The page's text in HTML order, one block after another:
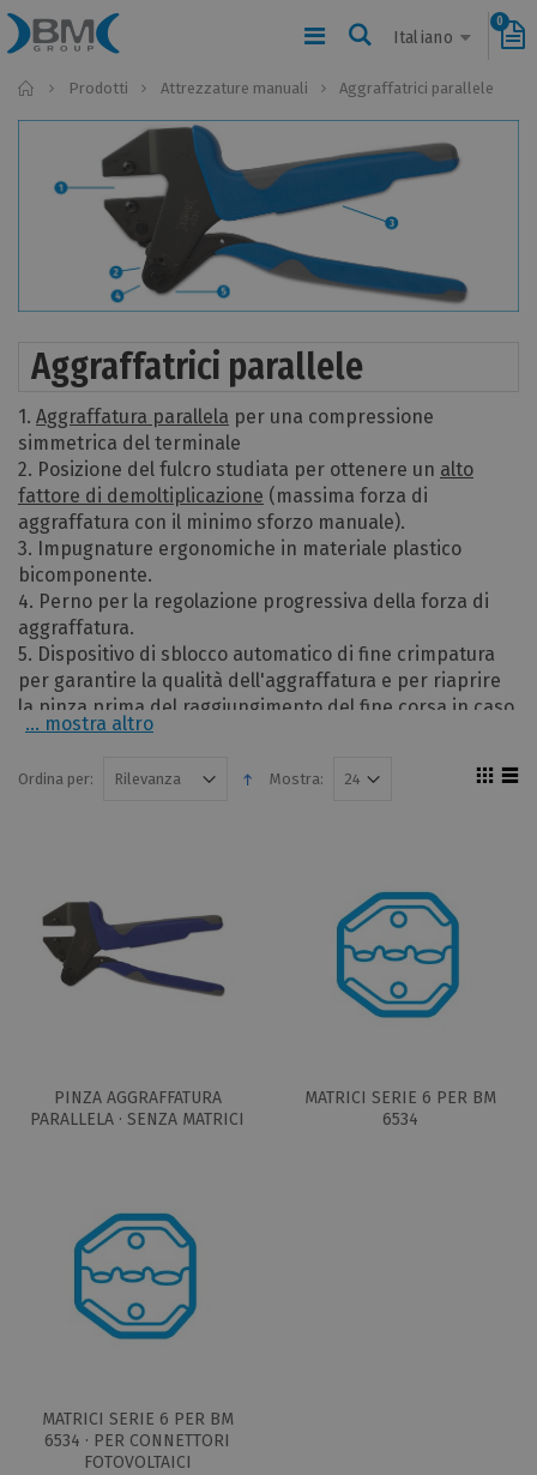
Italiano
0
Home
Prodotti Attrezzature manuali Aggraffatrici parallele
Aggraffatrici parallele
1. Aggraffatura parallela per una compressione
simmetrica del terminale
2. Posizione del fulcro studiata per ottenere un alto
fattore di demoltiplicazione (massima forza di
aggraffatura con il minimo sforzo manuale).
3. Impugnature ergonomiche in materiale plastico
bicomponente.
4. Perno per la regolazione progressiva della forza di
aggraffatura.
5. Dispositivo di sblocco automatico di fine crimpatura
per garantire la qualità dell'aggraffatura e per riaprire
la pinza prima del raggiungimento del fine corsa in caso
di errata manovra.
... mostra altro
Ordina per: Mostra:
PINZA AGGRAFFATURA
PARALLELA · SENZA MATRICI
MATRICI SERIE 6 PER BM
6534
MATRICI SERIE 6 PER BM
6534 · PER CONNETTORI
FOTOVOLTAICI